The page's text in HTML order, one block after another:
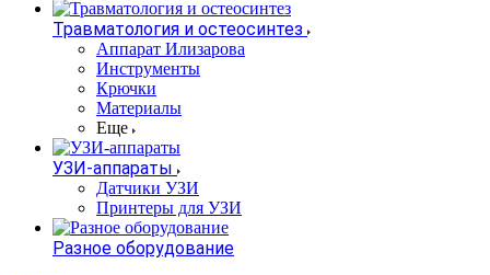
Травматология и остеосинтез
Аппарат Илизарова
Инструменты
Крючки
Материалы
Еще
УЗИ-аппараты
Датчики УЗИ
Принтеры для УЗИ
Разное оборудование